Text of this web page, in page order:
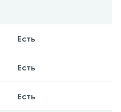
Есть
Есть
Есть